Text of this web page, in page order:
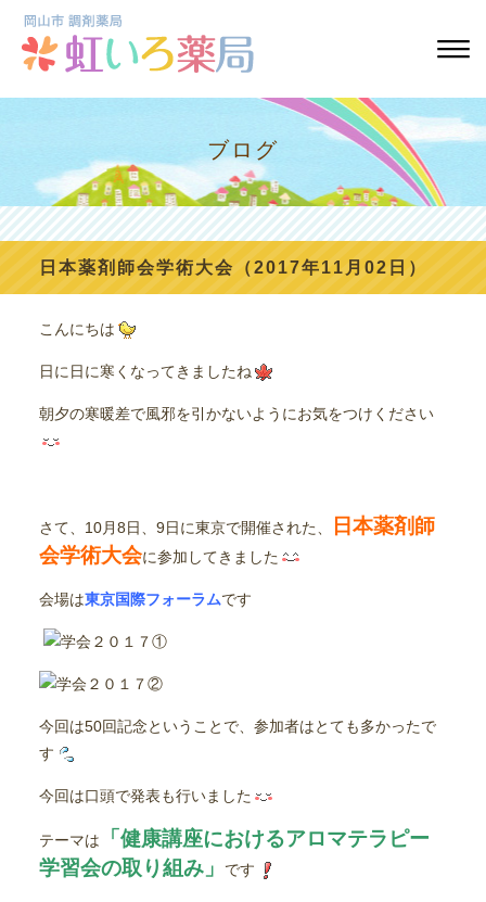
ブログ
日本薬剤師会学術大会（2017年11月02日）
こんにちは
日に日に寒くなってきましたね
朝夕の寒暖差で風邪を引かないようにお気をつけください
さて、10月8日、9日に東京で開催された、
日本薬剤師
会学術大会に参加してきました
会場は東京国際フォーラムです
今回は50回記念ということで、参加者はとても多かったで
す
今回は口頭で発表も行いました
テーマは
「健康講座におけるアロマテラピー
学習会の取り組み」
です